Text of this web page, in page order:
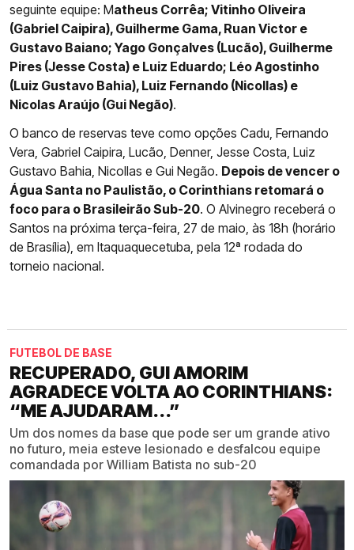
seguinte equipe: Matheus Corrêa; Vitinho Oliveira
(Gabriel Caipira), Guilherme Gama, Ruan Victor e
Gustavo Baiano; Yago Gonçalves (Lucão), Guilherme
Pires (Jesse Costa) e Luiz Eduardo; Léo Agostinho
(Luiz Gustavo Bahia), Luiz Fernando (Nicollas) e
Nicolas Araújo (Gui Negão).
O banco de reservas teve como opções Cadu, Fernando
Vera, Gabriel Caipira, Lucão, Denner, Jesse Costa, Luiz
Gustavo Bahia, Nicollas e Gui Negão. Depois de vencer o
Água Santa no Paulistão, o Corinthians retomará o
foco para o Brasileirão Sub-20. O Alvinegro receberá o
Santos na próxima terça-feira, 27 de maio, às 18h (horário
de Brasília), em Itaquaquecetuba, pela 12ª rodada do
torneio nacional.
FUTEBOL DE BASE
RECUPERADO, GUI AMORIM
AGRADECE VOLTA AO CORINTHIANS:
“ME AJUDARAM...”
Um dos nomes da base que pode ser um grande ativo
no futuro, meia esteve lesionado e desfalcou equipe
comandada por William Batista no sub-20